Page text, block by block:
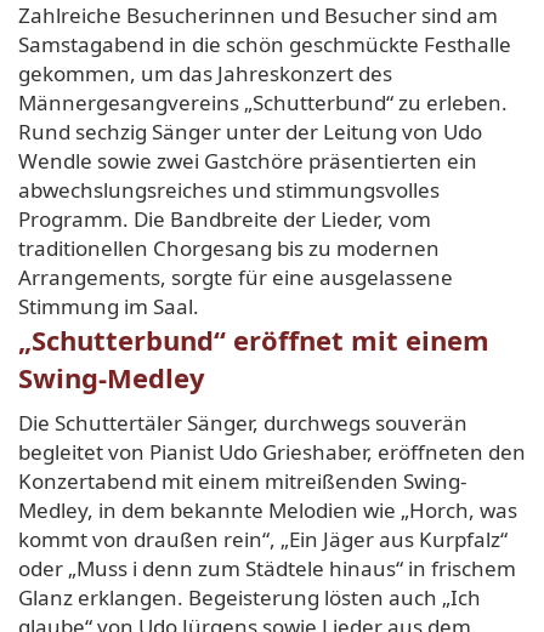
Zahlreiche Besucherinnen und Besucher sind am
Samstagabend in die schön geschmückte Festhalle
gekommen, um das Jahreskonzert des
Männergesangvereins „Schutterbund“ zu erleben.
Rund sechzig Sänger unter der Leitung von Udo
Wendle sowie zwei Gastchöre präsentierten ein
abwechslungsreiches und stimmungsvolles
Programm. Die Bandbreite der Lieder, vom
traditionellen Chorgesang bis zu modernen
Arrangements, sorgte für eine ausgelassene
Stimmung im Saal.
„Schutterbund“ eröffnet mit einem
Swing-Medley
Die Schuttertäler Sänger, durchwegs souverän
begleitet von Pianist Udo Grieshaber, eröffneten den
Konzertabend mit einem mitreißenden Swing-
Medley, in dem bekannte Melodien wie „Horch, was
kommt von draußen rein“, „Ein Jäger aus Kurpfalz“
oder „Muss i denn zum Städtele hinaus“ in frischem
Glanz erklangen. Begeisterung lösten auch „Ich